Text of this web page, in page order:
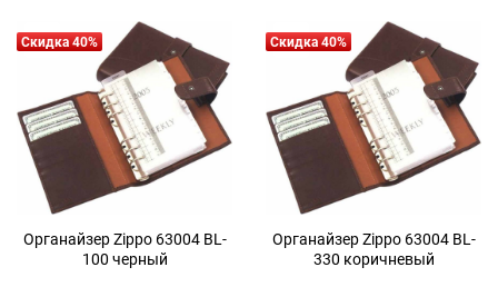
Скидка 40%
Органайзер Zippo 63004 BL-
100 черный
Скидка 40%
Органайзер Zippo 63004 BL-
330 коричневый